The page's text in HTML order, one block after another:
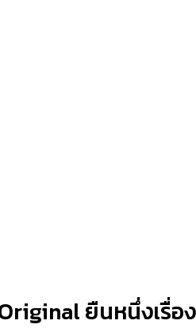
ยืนหนึ่งเรื่อ